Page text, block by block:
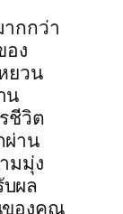
กกว่า
อง
ยวน
น
ชีวิต
ผ่าน
มมุ่ง
ผล
ของคุณ